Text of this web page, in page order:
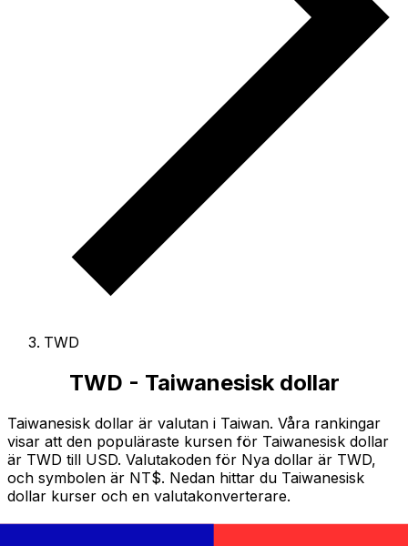
TWD
TWD - Taiwanesisk dollar
Taiwanesisk dollar är valutan i Taiwan. Våra rankingar
visar att den populäraste kursen för Taiwanesisk dollar
är TWD till USD. Valutakoden för Nya dollar är TWD,
och symbolen är NT$. Nedan hittar du Taiwanesisk
dollar kurser och en valutakonverterare.